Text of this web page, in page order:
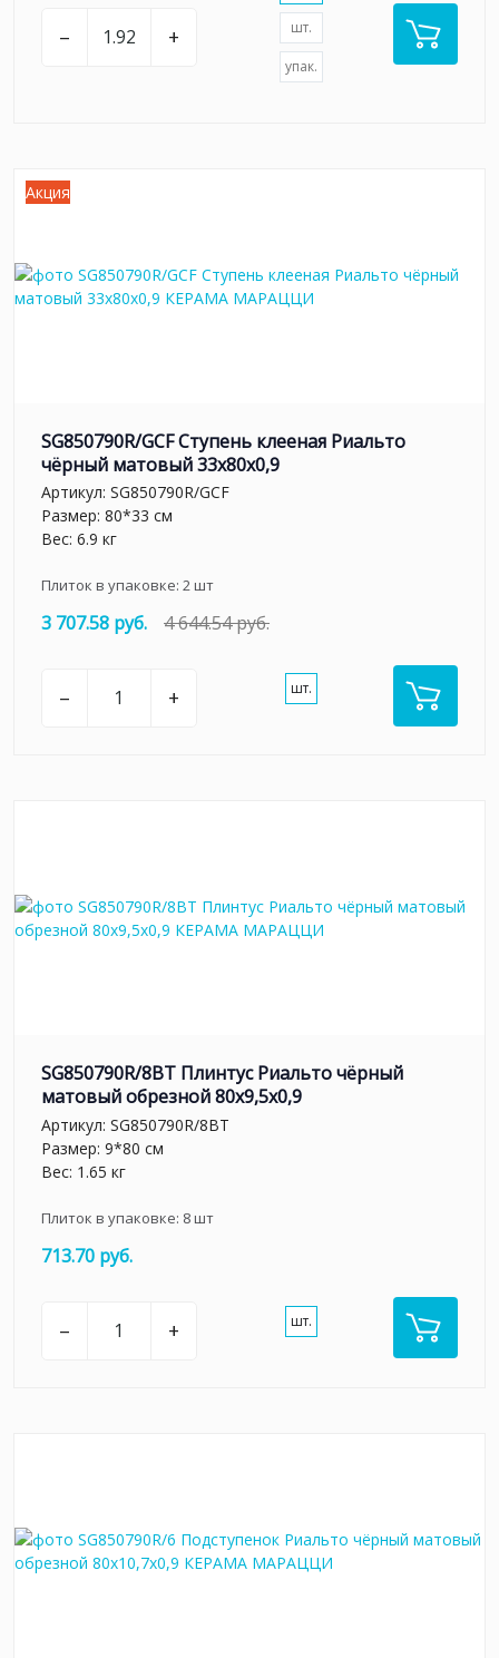
– + шт.
упак.
Акция
SG850790R/GCF Ступень клееная Риальто
чёрный матовый 33x80x0,9
Артикул: SG850790R/GCF
Размер: 80*33 см
Вес: 6.9 кг
Плиток в упаковке: 2шт
3 707.58 руб. 4 644.54 руб.
– + шт.
SG850790R/8BT Плинтус Риальто чёрный
матовый обрезной 80x9,5x0,9
Артикул: SG850790R/8BT
Размер: 9*80 см
Вес: 1.65 кг
Плиток в упаковке: 8шт
713.70 руб.
– + шт.